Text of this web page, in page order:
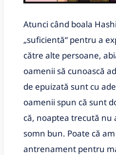
Atunci când boala
„suficientă“ pentru a
către alte persoane,
oamenii să cunoască
de epuizată sunt cu
oamenii spun că sunt
că, noaptea trecută nu
somn bun. Poate că
antrenament pentru